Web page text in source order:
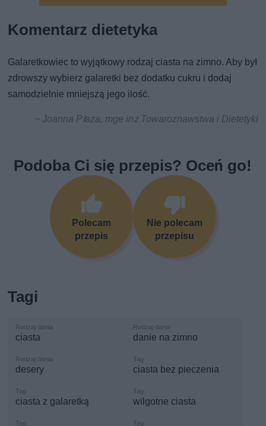
Komentarz dietetyka
Galaretkowiec to wyjątkowy rodzaj ciasta na zimno. Aby był
zdrowszy wybierz galaretki bez dodatku cukru i dodaj
samodzielnie mniejszą jego ilość.
~ Joanna Płaza, mge inż Towaroznawstwa i Dietetyki
Podoba Ci się przepis? Oceń go!
Polecam
przepis
Nie polecam
przepisu
Tagi
ciasta danie na zimno
desery ciasta bez pieczenia
ciasta z galaretką wilgotne ciasta